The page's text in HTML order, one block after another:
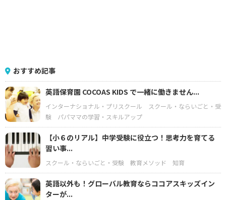
おすすめ記事
英語保育園 COCOAS KIDS で一緒に働きません...
インターナショナル・プリスクール
スクール・ならいごと・受
験
パパママの学習・スキルアップ
【小６のリアル】中学受験に役立つ！思考力を育てる
習い事...
スクール・ならいごと・受験 教育メソッド 知育
英語以外も！グローバル教育ならココアスキッズイン
ターが...